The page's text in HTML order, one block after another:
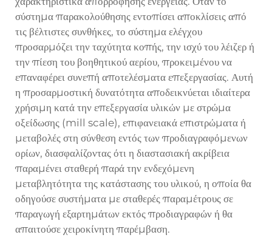
σύστημα παρακολούθησης εντοπίσει αποκλίσεις από
τις βέλτιστες συνθήκες, το σύστημα ελέγχου
προσαρμόζει την ταχύτητα κοπής, την ισχύ του λέιζερ ή
την πίεση του βοηθητικού αερίου, προκειμένου να
επαναφέρει συνεπή αποτελέσματα επεξεργασίας. Αυτή
η προσαρμοστική δυνατότητα αποδεικνύεται ιδιαίτερα
χρήσιμη κατά την επεξεργασία υλικών με στρώμα
οξείδωσης (mill scale), επιφανειακά επιστρώματα ή
μεταβολές στη σύνθεση εντός των προδιαγραφόμενων
ορίων, διασφαλίζοντας ότι η διαστασιακή ακρίβεια
παραμένει σταθερή παρά την ενδεχόμενη
μεταβλητότητα της κατάστασης του υλικού, η οποία θα
οδηγούσε συστήματα με σταθερές παραμέτρους σε
παραγωγή εξαρτημάτων εκτός προδιαγραφών ή θα
απαιτούσε χειροκίνητη παρέμβαση.